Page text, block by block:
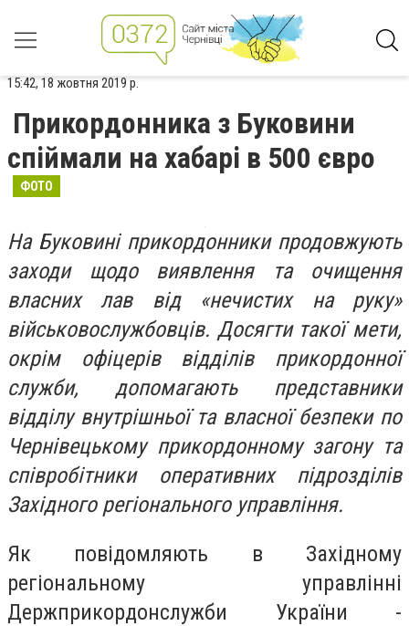
15:42, 18 жовтня 2019 р.
Прикордонника з Буковини
спіймали на хабарі в 500 євро
ФОТО
На Буковині прикордонники продовжують
заходи щодо виявлення та очищення
власних лав від «нечистих на руку»
військовослужбовців. Досягти такої мети,
окрім офіцерів відділів прикордонної
служби, допомагають представники
відділу внутрішньої та власної безпеки по
Чернівецькому прикордонному загону та
співробітники оперативних підрозділів
Західного регіонального управління.
Як повідомляють в Західному
регіональному управлінні
Держприкордонслужби України -